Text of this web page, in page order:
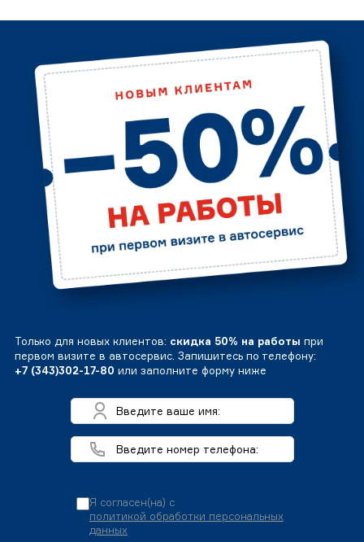
Только для новых клиентов: скидка 50% на работы при
первом визите в автосервис. Запишитесь по телефону:
+7 (343)302-17-80 или заполните форму ниже
Я согласен(на) с
политикой обработки персональных
данных